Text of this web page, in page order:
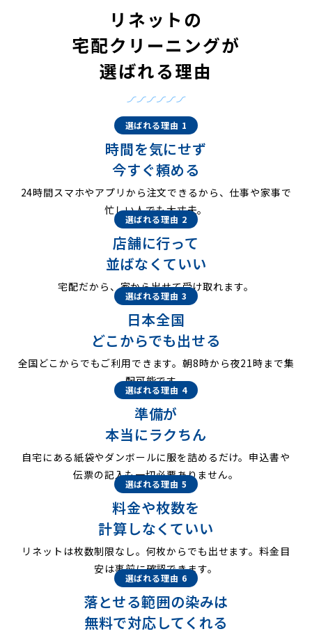
リネットの
宅配クリーニングが
選ばれる理由
選ばれる理由 1
時間を気にせず
今すぐ頼める
24時間スマホやアプリから注文できるから、仕事や家事で
忙しい人でも大丈夫。
選ばれる理由 2
店舗に行って
並ばなくていい
宅配だから、家から出せて受け取れます。
選ばれる理由 3
日本全国
どこからでも出せる
全国どこからでもご利用できます。朝8時から夜21時まで集
配可能です。
選ばれる理由 4
準備が
本当にラクちん
自宅にある紙袋やダンボールに服を詰めるだけ。申込書や
伝票の記入も一切必要ありません。
選ばれる理由 5
料金や枚数を
計算しなくていい
リネットは枚数制限なし。何枚からでも出せます。料金目
安は事前に確認できます。
選ばれる理由 6
落とせる範囲の染みは
無料で対応してくれる